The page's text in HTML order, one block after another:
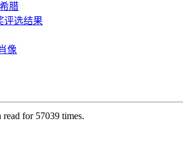
腊
评选结果
像
read for 57039 times.